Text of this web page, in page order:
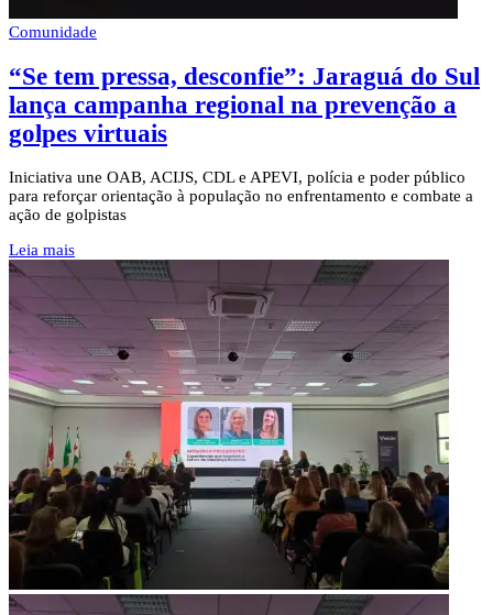
Comunidade
“Se tem pressa, desconfie”: Jaraguá do Sul
lança campanha regional na prevenção a
golpes virtuais
Iniciativa une OAB, ACIJS, CDL e APEVI, polícia e poder público
para reforçar orientação à população no enfrentamento e combate a
ação de golpistas
Leia mais